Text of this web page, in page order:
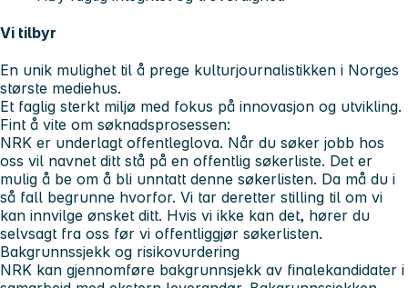
Vi tilbyr
En unik mulighet til å prege kulturjournalistikken i Norges
største mediehus.
Et faglig sterkt miljø med fokus på innovasjon og utvikling.
Fint å vite om søknadsprosessen:
NRK er underlagt offentleglova. Når du søker jobb hos
oss vil navnet ditt stå på en offentlig søkerliste. Det er
mulig å be om å bli unntatt denne søkerlisten. Da må du i
så fall begrunne hvorfor. Vi tar deretter stilling til om vi
kan innvilge ønsket ditt. Hvis vi ikke kan det, hører du
selvsagt fra oss før vi offentliggjør søkerlisten.
Bakgrunnssjekk og risikovurdering
NRK kan gjennomføre bakgrunnsjekk av finalekandidater i